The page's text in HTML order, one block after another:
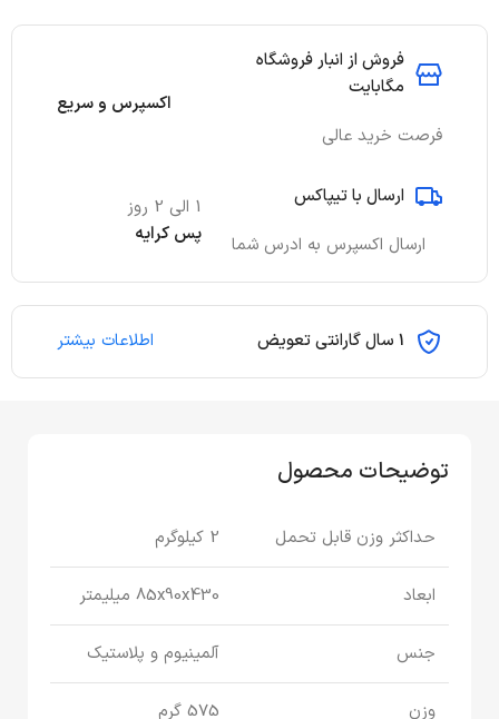
فروش از انبار فروشگاه
مگابایت
فرصت خرید عالی
اکسپرس و سریع
ارسال با تیپاکس
ارسال اکسپرس به ادرس شما
1 الی 2 روز
پس کرایه
1 سال گارانتی تعویض اطلاعات بیشتر
توضیحات محصول
حداکثر وزن قابل تحمل 2 کیلوگرم
ابعاد 85x90x430 میلیمتر
جنس آلمینیوم و پلاستیک
وزن 575 گرم